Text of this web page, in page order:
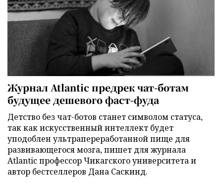
Журнал Atlantic предрек чат-ботам
будущее дешевого фаст-фуда
Детство без чат-ботов станет символом статуса,
так как искусственный интеллект будет
уподоблен ультрапереработанной пище для
развивающегося мозга, пишет для журнала
Atlantic профессор Чикагского университета и
автор бестселлеров Дана Саскинд.